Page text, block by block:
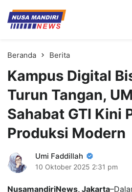
Kampus Digital
Universitas Nusa Mandiri
Beranda Berita
Kampus Digital
Turun Tangan,
Sahabat GTI Kini
Produksi Modern
Umi Faddillah
10 Oktober 2025 2:31 pm
NusamandiriNews, Jakarta